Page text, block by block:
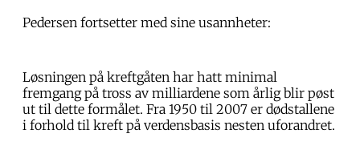
Pedersen fortsetter med sine usannheter:
Løsningen på kreftgåten har hatt minimal
fremgang på tross av milliardene som årlig blir pøst
ut til dette formålet. Fra 1950 til 2007 er dødstallene
i forhold til kreft på verdensbasis nesten uforandret.